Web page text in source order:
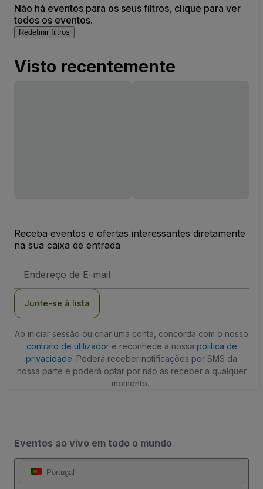
Não há eventos para os seus filtros, clique para ver
todos os eventos.
Redefinir filtros
Visto recentemente
Receba eventos e ofertas interessantes diretamente
na sua caixa de entrada
de
Junte-se à lista
Ao iniciar sessão ou criar uma conta, concorda com o nosso
contrato de utilizadore reconhece a nossa política de
privacidade. Poderá receber notificações por SMS da
nossa parte e poderá optar por não as receber a qualquer
momento.
Eventos ao vivo em todo o mundo
Portugal